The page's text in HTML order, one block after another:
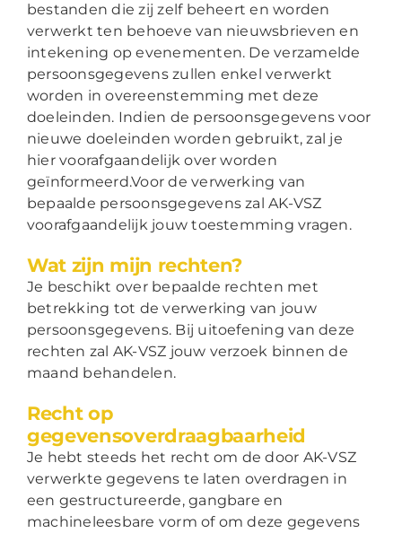
bestanden die zij zelf beheert en worden
verwerkt ten behoeve van nieuwsbrieven en
intekening op evenementen. De verzamelde
persoonsgegevens zullen enkel verwerkt
worden in overeenstemming met deze
doeleinden. Indien de persoonsgegevens voor
nieuwe doeleinden worden gebruikt, zal je
hier voorafgaandelijk over worden
geïnformeerd.Voor de verwerking van
bepaalde persoonsgegevens zal AK-VSZ
voorafgaandelijk jouw toestemming vragen.
Wat zijn mijn rechten?
Je beschikt over bepaalde rechten met
betrekking tot de verwerking van jouw
persoonsgegevens. Bij uitoefening van deze
rechten zal AK-VSZ jouw verzoek binnen de
maand behandelen.
Recht op
gegevensoverdraagbaarheid
Je hebt steeds het recht om de door AK-VSZ
verwerkte gegevens te laten overdragen in
een gestructureerde, gangbare en
machineleesbare vorm of om deze gegevens